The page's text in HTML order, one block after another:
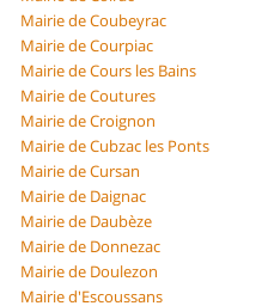
Mairie de Coubeyrac
Mairie de Courpiac
Mairie de Cours les Bains
Mairie de Coutures
Mairie de Croignon
Mairie de Cubzac les Ponts
Mairie de Cursan
Mairie de Daignac
Mairie de Daubèze
Mairie de Donnezac
Mairie de Doulezon
Mairie d'Escoussans